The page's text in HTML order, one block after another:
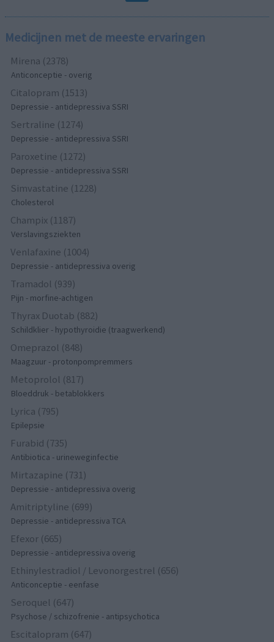
Medicijnen met de meeste ervaringen
Mirena (2378)
Anticonceptie - overig
Citalopram (1513)
Depressie - antidepressiva SSRI
Sertraline (1274)
Depressie - antidepressiva SSRI
Paroxetine (1272)
Depressie - antidepressiva SSRI
Simvastatine (1228)
Cholesterol
Champix (1187)
Verslavingsziekten
Venlafaxine (1004)
Depressie - antidepressiva overig
Tramadol (939)
Pijn - morfine-achtigen
Thyrax Duotab (882)
Schildklier - hypothyroidie (traagwerkend)
Omeprazol (848)
Maagzuur - protonpompremmers
Metoprolol (817)
Bloeddruk - betablokkers
Lyrica (795)
Epilepsie
Furabid (735)
Antibiotica - urineweginfectie
Mirtazapine (731)
Depressie - antidepressiva overig
Amitriptyline (699)
Depressie - antidepressiva TCA
Efexor (665)
Depressie - antidepressiva overig
Ethinylestradiol / Levonorgestrel (656)
Anticonceptie - eenfase
Seroquel (647)
Psychose / schizofrenie - antipsychotica
Escitalopram (647)